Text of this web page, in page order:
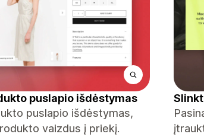
puslapio išdėstymas
puslapio išdėstymas,
vaizdus į priekį.